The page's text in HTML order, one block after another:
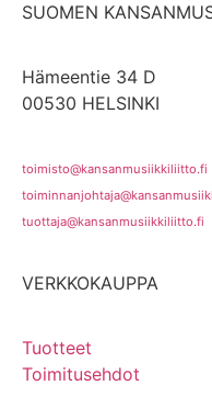
SUOMEN
Hämeentie 34 D
00530 HELSINKI
toimisto@kansanmusiikkiliitto.fi
tuottaja@kansanmusiikkiliitto.fi
VERKKOKAUPPA
Tuotteet
Toimitusehdot